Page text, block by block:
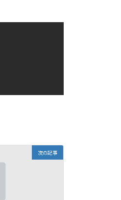
次の記事